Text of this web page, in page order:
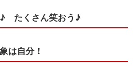
♪ たくさん笑おう♪
は自分！